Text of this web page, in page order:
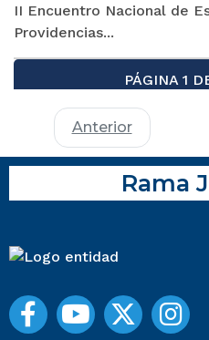
II Encuentro Nacional de
Providencias...
PÁGINA 1
Anterior
Rama